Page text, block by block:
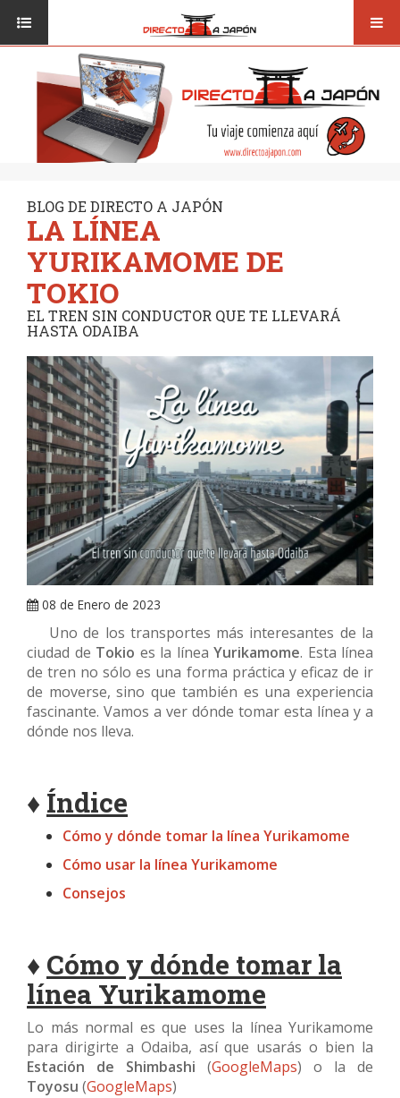
CONSEJOS
DESTINOS
ISI JAPANESE LANGUAGE SCHOOL
BLOG DE DIRECTO A JAPÓN
LA LÍNEA
YURIKAMOME DE
TOKIO
EL TREN SIN CONDUCTOR QUE TE LLEVARÁ
HASTA ODAIBA
08 de Enero de 2023
Uno de los transportes más interesantes de la
ciudad de Tokio es la línea Yurikamome. Esta línea
de tren no sólo es una forma práctica y eficaz de ir
de moverse, sino que también es una experiencia
fascinante. Vamos a ver dónde tomar esta línea y a
dónde nos lleva.
♦ Índice
Cómo y dónde tomar la línea Yurikamome
Cómo usar la línea Yurikamome
Consejos
♦ Cómo y dónde tomar la
línea Yurikamome
Lo más normal es que uses la línea Yurikamome
para dirigirte a Odaiba, así que usarás o bien la
Estación de Shimbashi (GoogleMaps) o la de
Toyosu (GoogleMaps)
VIAJAR A JAPÓN
VUELOS
TRANSPORTE
DESTINOS
RUTAS / MAPAS
CULTURA
RESTAURANTES
SEGUROS
ARRAY